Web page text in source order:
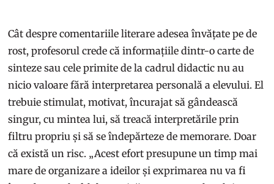
Cât despre comentariile literare adesea învățate pe de
rost, profesorul crede că informațiile dintr-o carte de
sinteze sau cele primite de la cadrul didactic nu au
nicio valoare fără interpretarea personală a elevului. El
trebuie stimulat, motivat, încurajat să gândească
singur, cu mintea lui, să treacă interpretările prin
filtru propriu și să se îndepărteze de memorare. Doar
că există un risc. „Acest efort presupune un timp mai
mare de organizare a ideilor și exprimarea nu va fi